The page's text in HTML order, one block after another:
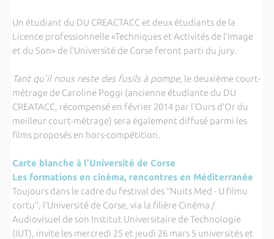
Un étudiant du DU CREACTACC et deux étudiants de la
Licence professionnelle «Techniques et Activités de l’Image
et du Son» de l’Université de Corse feront parti du jury.
Tant qu’il nous reste des fusils à pompe, le deuxième court-
métrage de Caroline Poggi (ancienne étudiante du DU
CREATACC, récompensé en février 2014 par l’Ours d’Or du
meilleur court-métrage) sera également diffusé parmi les
films proposés en hors-compétition.
Carte blanche à l’Université de Corse
Les formations en cinéma, rencontres en Méditerranée
Toujours dans le cadre du festival des ‘‘Nuits Med - U filmu
cortu’’, l’Université de Corse, via la filière Cinéma /
Audiovisuel de son Institut Universitaire de Technologie
(IUT), invite les mercredi 25 et jeudi 26 mars 5 universités et